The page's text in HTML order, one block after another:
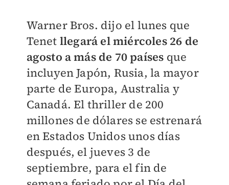
Warner Bros. dijo el lunes que
Tenet llegará el miércoles 26 de
agosto a más de 70 países que
incluyen Japón, Rusia, la mayor
parte de Europa, Australia y
Canadá. El thriller de 200
millones de dólares se estrenará
en Estados Unidos unos días
después, el jueves 3 de
septiembre, para el fin de